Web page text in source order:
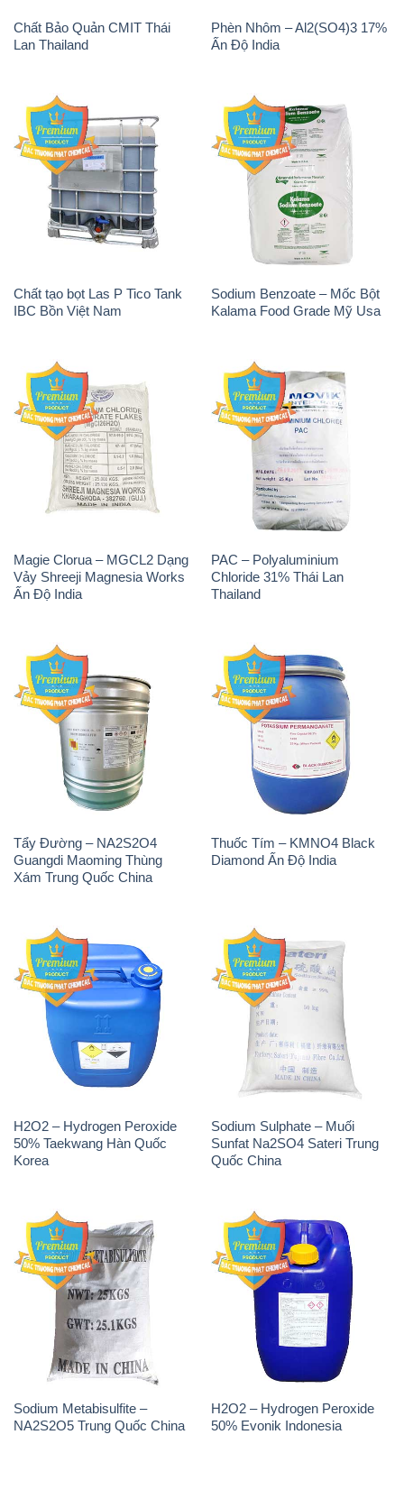
Chất Bảo Quản CMIT Thái
Lan Thailand
Phèn Nhôm – Al2(SO4)3 17%
Ấn Độ India
Chất tạo bọt Las P Tico Tank
IBC Bồn Việt Nam
Sodium Benzoate – Mốc Bột
Kalama Food Grade Mỹ Usa
Magie Clorua – MGCL2 Dạng
Vảy Shreeji Magnesia Works
Ấn Độ India
PAC – Polyaluminium
Chloride 31% Thái Lan
Thailand
Tẩy Đường – NA2S2O4
Guangdi Maoming Thùng
Xám Trung Quốc China
Thuốc Tím – KMNO4 Black
Diamond Ấn Độ India
H2O2 – Hydrogen Peroxide
50% Taekwang Hàn Quốc
Korea
Sodium Sulphate – Muối
Sunfat Na2SO4 Sateri Trung
Quốc China
Sodium Metabisulfite –
NA2S2O5 Trung Quốc China
H2O2 – Hydrogen Peroxide
50% Evonik Indonesia